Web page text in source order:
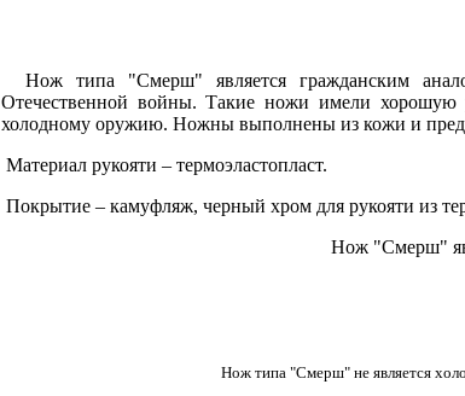
Нож типа "Смерш" является гражданским
Отечественной войны. Такие ножи имели хорошую
холодному оружию. Ножны выполнены из кожи и
Материал рукояти – термоэластопласт.
Покрытие – камуфляж, черный хром для рукояти из
Нож "Смерш"
Нож типа "Смерш" не является